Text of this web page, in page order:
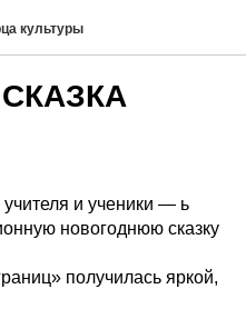
культуры
и ученики — ь
новогоднюю сказку
получилась яркой,